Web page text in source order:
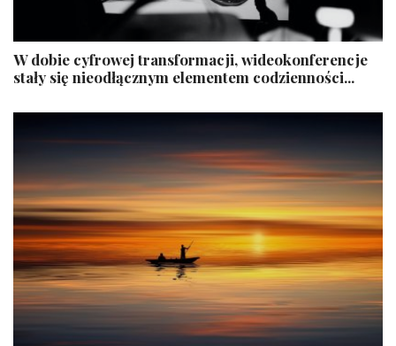
W dobie cyfrowej transformacji, wideokonferencje
stały się nieodłącznym elementem codzienności...